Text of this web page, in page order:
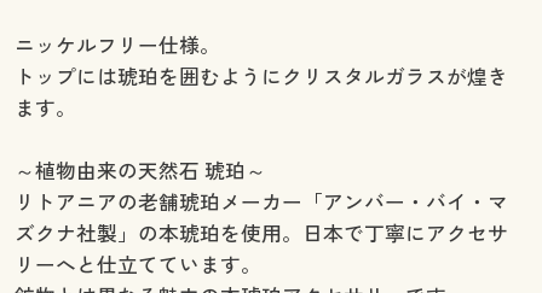
ニッケルフリー仕様。
トップには琥珀を囲むようにクリスタルガラスが煌き
ます。
～植物由来の天然石 琥珀～
リトアニアの老舗琥珀メーカー「アンバー・バイ・マ
ズクナ社製」の本琥珀を使用。日本で丁寧にアクセサ
リーへと仕立てています。